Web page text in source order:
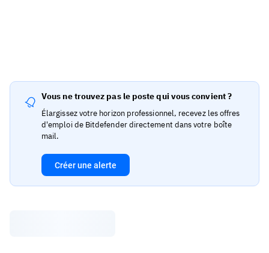
Vous ne trouvez pas le poste qui vous convient ?
Élargissez votre horizon professionnel, recevez les offres
d'emploi de Bitdefender directement dans votre boîte
mail.
Créer une alerte